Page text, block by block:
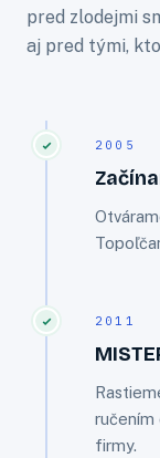
pred zlodejmi
aj pred tými,
2005
2011
ručením
firmy.